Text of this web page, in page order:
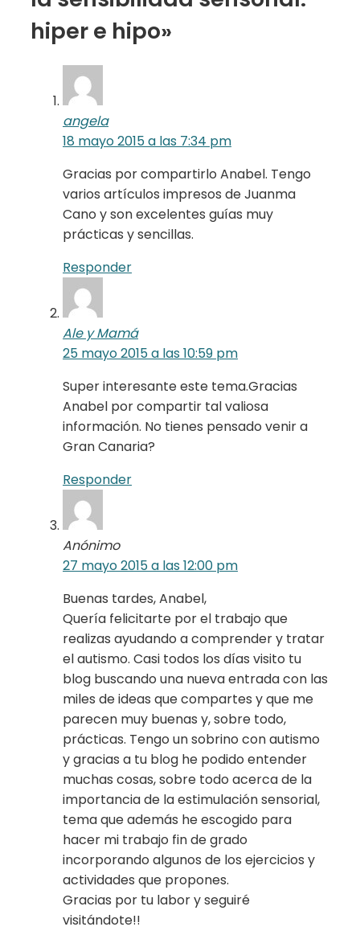
hiper e hipo»
angela
18 mayo 2015 a las 7:34 pm
Gracias por compartirlo Anabel. Tengo
varios artículos impresos de Juanma
Cano y son excelentes guías muy
prácticas y sencillas.
Responder
Ale y Mamá
25 mayo 2015 a las 10:59 pm
Super interesante este tema.Gracias
Anabel por compartir tal valiosa
información. No tienes pensado venir a
Gran Canaria?
Responder
Anónimo
27 mayo 2015 a las 12:00 pm
Buenas tardes, Anabel,
Quería felicitarte por el trabajo que
realizas ayudando a comprender y tratar
el autismo. Casi todos los días visito tu
blog buscando una nueva entrada con las
miles de ideas que compartes y que me
parecen muy buenas y, sobre todo,
prácticas. Tengo un sobrino con autismo
y gracias a tu blog he podido entender
muchas cosas, sobre todo acerca de la
importancia de la estimulación sensorial,
tema que además he escogido para
hacer mi trabajo fin de grado
incorporando algunos de los ejercicios y
actividades que propones.
Gracias por tu labor y seguiré
visitándote!!